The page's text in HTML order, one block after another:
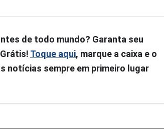
de todo mundo? Garanta seu
Toque aqui, marque a caixa e o
notícias sempre em primeiro lugar